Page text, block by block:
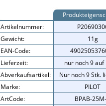
Artikelnummer:
Gewicht:
11g
EAN-Code:
Lieferzeit:
nur noch 9 auf
Abverkaufsartikel:
Nur noch 9 Stk.
Marke:
PILOT
ArtCode:
BPAB-